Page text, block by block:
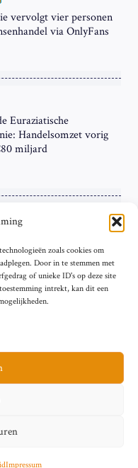
zoals cookies om
Door in te stemmen met
of unieke ID's op deze site
intrekt, kan dit een
Impressum
vervolgt vier personen
via OnlyFans
Euraziatische
Handelsomzet vorig
miljard
bij de ‘Grote Vier’
(EU)
Impressum